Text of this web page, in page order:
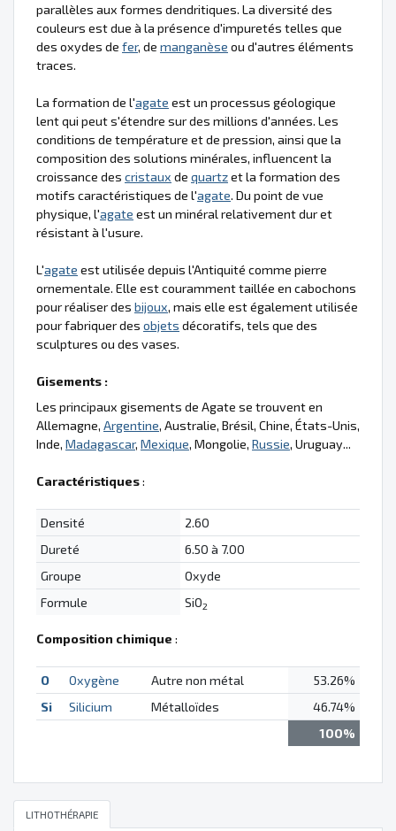
parallèles aux formes dendritiques. La diversité des
couleurs est due à la présence d'impuretés telles que
des oxydes de fer, de manganèse ou d'autres éléments
traces.
La formation de l'agate est un processus géologique
lent qui peut s'étendre sur des millions d'années. Les
conditions de température et de pression, ainsi que la
composition des solutions minérales, influencent la
croissance des cristaux de quartzet la formation des
motifs caractéristiques de l'agate. Du point de vue
physique, l'agate est un minéral relativement dur et
résistant à l'usure.
L'agate est utilisée depuis l'Antiquité comme pierre
ornementale. Elle est couramment taillée en cabochons
pour réaliser des bijoux, mais elle est également utilisée
pour fabriquer des objets décoratifs, tels que des
sculptures ou des vases.
Gisements :
Les principaux gisements de Agate se trouvent en
Allemagne, Argentine, Australie, Brésil, Chine, États-Unis,
Inde, Madagascar, Mexique, Mongolie, Russie, Uruguay...
Caractéristiques:
Densité
2.60
Dureté
6.50 à 7.00
Groupe
Oxyde
Formule
SiO2
Composition chimique :
O Oxygène Autre non métal
53.26%
Si
Silicium Métalloïdes
46.74%
100%
LITHOTHÉRAPIE